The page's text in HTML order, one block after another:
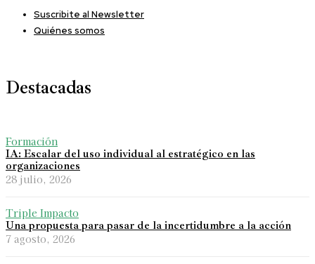
Suscribite al Newsletter
Quiénes somos
Destacadas
Formación
IA: Escalar del uso individual al estratégico en las
organizaciones
28 julio, 2026
Triple Impacto
Una propuesta para pasar de la incertidumbre a la acción
7 agosto, 2026